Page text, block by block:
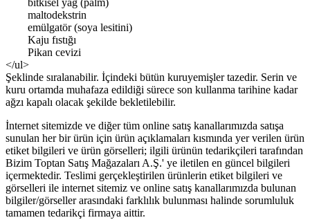
bitkisel yag (palm)
maltodekstrin
emülgatör (soya lesitini)
Kaju fıstığı
Pikan cevizi
</ul>
Şeklinde sıralanabilir. İçindeki bütün kuruyemişler tazedir. Serin ve
kuru ortamda muhafaza edildiği sürece son kullanma tarihine kadar
ağzı kapalı olacak şekilde bekletilebilir.
İnternet sitemizde ve diğer tüm online satış kanallarımızda satışa
sunulan her bir ürün için ürün açıklamaları kısmında yer verilen ürün
etiket bilgileri ve ürün görselleri; ilgili ürünün tedarikçileri tarafından
Bizim Toptan Satış Mağazaları A.Ş.' ye iletilen en güncel bilgileri
içermektedir. Teslimi gerçekleştirilen ürünlerin etiket bilgileri ve
görselleri ile internet sitemiz ve online satış kanallarımızda bulunan
bilgiler/görseller arasındaki farklılık bulunması halinde sorumluluk
tamamen tedarikçi firmaya aittir.